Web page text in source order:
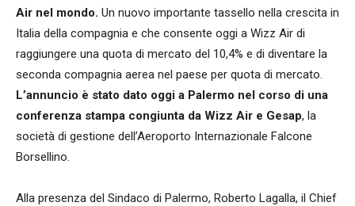
Air nel mondo. Un nuovo importante tassello nella crescita in
Italia della compagnia e che consente oggi a Wizz Air di
raggiungere una quota di mercato del 10,4% e di diventare la
seconda compagnia aerea nel paese per quota di mercato.
L’annuncio è stato dato oggi a Palermo nel corso di una
conferenza stampa congiunta da Wizz Air e Gesap, la
società di gestione dell’Aeroporto Internazionale Falcone
Borsellino.
Alla presenza del Sindaco di Palermo, Roberto Lagalla, il Chief